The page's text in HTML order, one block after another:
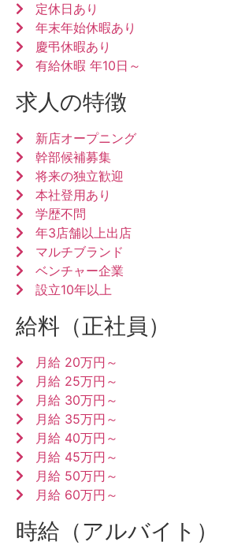
定休日あり
年末年始休暇あり
慶弔休暇あり
有給休暇 年10日～
求人の特徴
新店オープニング
幹部候補募集
将来の独立歓迎
本社登用あり
学歴不問
年3店舗以上出店
マルチブランド
ベンチャー企業
設立10年以上
給料（正社員）
月給 20万円～
月給 25万円～
月給 30万円～
月給 35万円～
月給 40万円～
月給 45万円～
月給 50万円～
月給 60万円～
時給（アルバイト）